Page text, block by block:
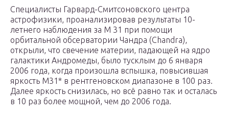
Специалисты Гарвард-Смитсоновского центра
астрофизики, проанализировав результаты 10-
летнего наблюдения за M 31 при помощи
орбитальной обсерватории Чандра (Chandra),
открыли, что свечение материи, падающей на ядро
галактики Андромеды, было тусклым до 6 января
2006 года, когда произошла вспышка, повысившая
яркость M31* в рентгеновском диапазоне в 100 раз.
Далее яркость снизилась, но всё равно так и осталась
в 10 раз более мощной, чем до 2006 года.